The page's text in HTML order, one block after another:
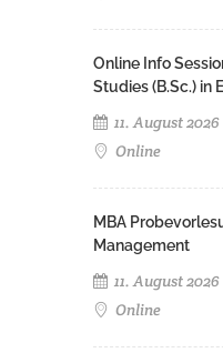
Online Info
Studies (B.Sc.) in
11. August 2026
Online
MBA
Management
11. August 2026
Online